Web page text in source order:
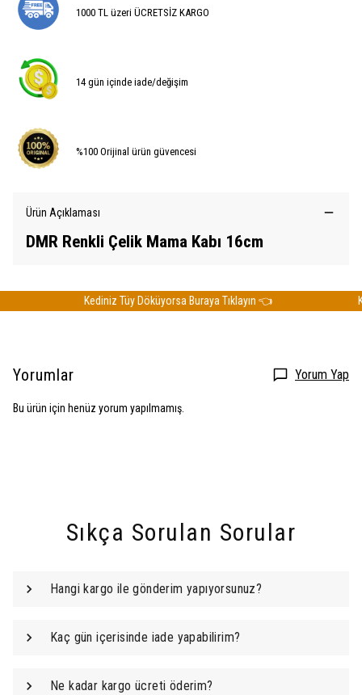
1000 TL üzeri ÜCRETSİZ KARGO
14 gün içinde iade/değişim
%100 Orijinal ürün güvencesi
Ürün Açıklaması
DMR Renkli Çelik Mama Kabı 16cm
Kediniz Tüy Döküyorsa Buraya Tıklayın 👈
Yorumlar Yorum Yap
Bu ürün için henüz yorum yapılmamış.
Sıkça Sorulan Sorular
Hangi kargo ile gönderim yapıyorsunuz?
Kaç gün içerisinde iade yapabilirim?
Ne kadar kargo ücreti öderim?